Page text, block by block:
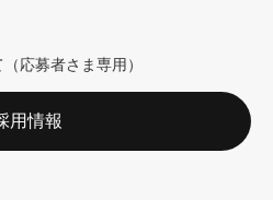
応募者さま専用）
用情報